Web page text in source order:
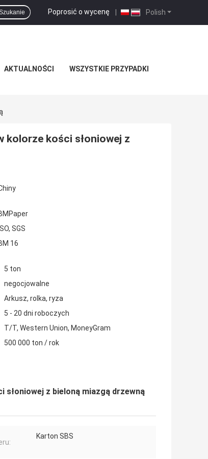
Polish
Poprosić o wycenę |
AKTUALNOŚCI WSZYSTKIE PRZYPADKI
kolorze kości słoniowej z
ISO, SGS
16
5 ton
negocjowalne
Arkusz, rolka, ryza
5 - 20 dni roboczych
T/T, Western Union, MoneyGram
500 000 ton / rok
słoniowej z bieloną miazgą drzewną
Karton SBS